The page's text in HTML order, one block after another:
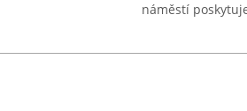
náměstí